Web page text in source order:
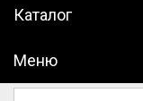
Каталог
Меню